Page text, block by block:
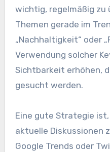
wichtig, regelmäßig zu
Themen gerade im
„Nachhaltigkeit“ oder
Verwendung solcher
Sichtbarkeit erhöhen,
gesucht werden.
Eine gute Strategie
aktuelle Diskussionen
Google Trends oder